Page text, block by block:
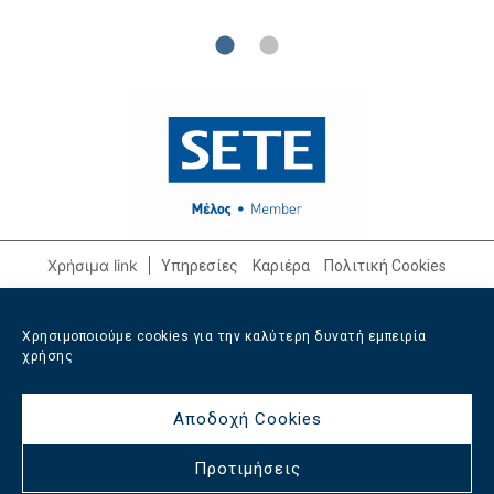
Χρησιμοποιούμε cookies για την καλύτερη δυνατή εμπειρία
χρήσης
Αποδοχή Cookies
Προτιμήσεις
αυτή την αγαστή συνεργασία.
Χρήσιμα link Υπηρεσίες Καριέρα Πολιτική Cookies
info@afixishospitality.com
Κοινωνικά δίκτυα
All rights reserved Afixis Hospitality2026